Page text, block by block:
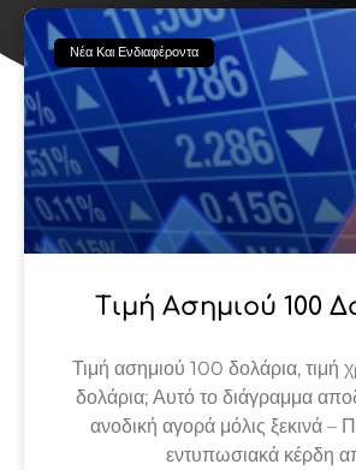
Νέα Και Ενδιαφέροντα
Τιμή Ασημιού 100
Τιμή ασημιού 100 δολάρια,
δολάρια; Αυτό το διάγραμμα
ανοδική αγορά μόλις ξεκινά –
εντυπωσιακά κέρδη
Page
PagePagePage
Page